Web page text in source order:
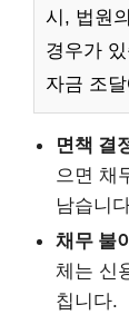
시, 법원
경우가
자금 조
면책 결
으면 채
남습니
채무 불
체는 신
칩니다.